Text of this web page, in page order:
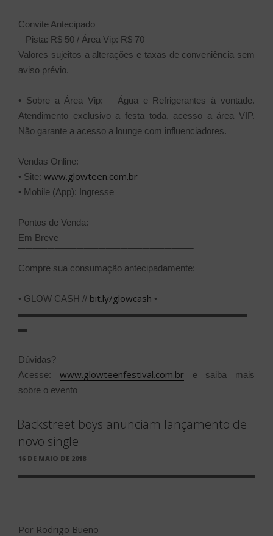
Convite Antecipado
– Pista: R$ 50 / Área Vip: R$ 70
Valores sujeitos a alterações e taxas de conveniência sem
aviso prévio.
• Sobre a Área Vip: – Água e Refrigerantes à vontade.
Atendimento exclusivo a festa toda, acesso a área VIP.
Não garante a acesso a lounge com influenciadores.
Vendas Online:
• Site: www.glowteen.com.br
• Mobile (App): Ingresse
Pontos de Venda:
Em Breve
▔▔▔▔▔▔▔▔▔▔▔▔▔▔▔▔▔▔▔▔▔▔▔▔
Compre sua consumação antecipadamente:
• GLOW CASH // bit.ly/glowcash •
▬▬▬▬▬▬▬▬▬▬▬▬▬▬▬▬▬▬▬▬▬▬▬▬▬
▬
Dúvidas?
Acesse: www.glowteenfestival.com.bre saiba mais
sobre o evento
Backstreet boys anunciam lançamento de
novo single
PUBLICADO
16 DE MAIO DE 2018
Por Rodrigo Bueno